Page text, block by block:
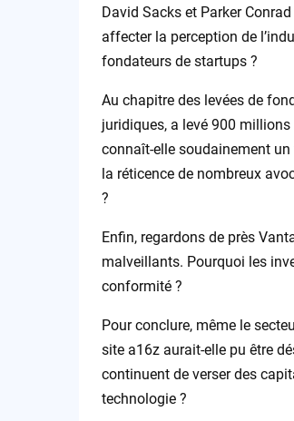
David Sacks et Parker
affecter la perception de
fondateurs de startups ?
Au chapitre des levées de
juridiques, a levé 900
connaît-elle soudainement un
la réticence de nombreux
?
Enfin, regardons de près
malveillants. Pourquoi les
conformité ?
Pour conclure, même le
site a16z aurait-elle pu être
continuent de verser des
technologie ?